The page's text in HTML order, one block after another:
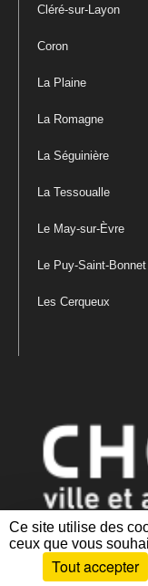
Ce site utilise des
ceux que vous
Tout accepter
Cléré-sur-Layon
Coron
La Plaine
La Romagne
La Séguinière
La Tessoualle
Le May-sur-Èvre
Le Puy-Saint-Bonnet
Les Cerqueux
Mentions légales|
des cookies |Plan du site